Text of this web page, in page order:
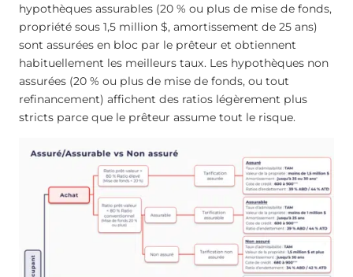
hypothèques assurables (20 % ou plus de mise de fonds,
propriété sous 1,5 million $, amortissement de 25 ans)
sont assurées en bloc par le prêteur et obtiennent
habituellement les meilleurs taux. Les hypothèques non
assurées (20 % ou plus de mise de fonds, ou tout
refinancement) affichent des ratios légèrement plus
stricts parce que le prêteur assume tout le risque.